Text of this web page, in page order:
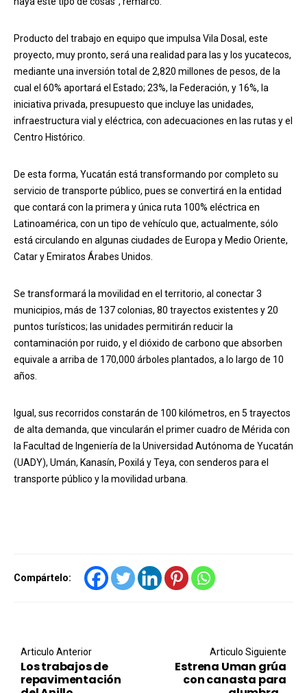
Producto del trabajo en equipo que impulsa Vila Dosal, este
proyecto, muy pronto, será una realidad para las y los yucatecos,
mediante una inversión total de 2,820 millones de pesos, de la
cual el 60% aportará el Estado; 23%, la Federación, y 16%, la
iniciativa privada, presupuesto que incluye las unidades,
infraestructura vial y eléctrica, con adecuaciones en las rutas y el
Centro Histórico.
De esta forma, Yucatán está transformando por completo su
servicio de transporte público, pues se convertirá en la entidad
que contará con la primera y única ruta 100% eléctrica en
Latinoamérica, con un tipo de vehículo que, actualmente, sólo
está circulando en algunas ciudades de Europa y Medio Oriente,
Catar y Emiratos Árabes Unidos.
Se transformará la movilidad en el territorio, al conectar 3
municipios, más de 137 colonias, 80 trayectos existentes y 20
puntos turísticos; las unidades permitirán reducir la
contaminación por ruido, y el dióxido de carbono que absorben
equivale a arriba de 170,000 árboles plantados, a lo largo de 10
años.
Igual, sus recorridos constarán de 100 kilómetros, en 5 trayectos
de alta demanda, que vincularán el primer cuadro de Mérida con
la Facultad de Ingeniería de la Universidad Autónoma de Yucatán
(UADY), Umán, Kanasín, Poxilá y Teya, con senderos para el
transporte público y la movilidad urbana.
Compártelo:
Post navigation
Articulo Anterior
Los trabajos de
repavimentación
Articulo Siguiente
Estrena Uman grúa
con canasta para